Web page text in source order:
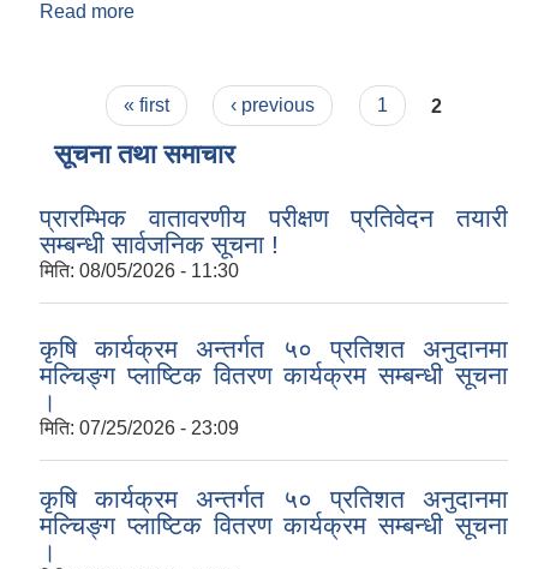
Read more
Pages« first ‹ previous 1 2
सूचना तथा समाचार
प्रारम्भिक वातावरणीय परीक्षण प्रतिवेदन तयारी
सम्बन्धी सार्वजनिक सूचना !
मिति: 08/05/2026 - 11:30
कृषि कार्यक्रम अन्तर्गत ५० प्रतिशत अनुदानमा
मल्चिङ्ग प्लाष्टिक वितरण कार्यक्रम सम्बन्धी सूचना
।
मिति: 07/25/2026 - 23:09
कृषि कार्यक्रम अन्तर्गत ५० प्रतिशत अनुदानमा
मल्चिङ्ग प्लाष्टिक वितरण कार्यक्रम सम्बन्धी सूचना
।